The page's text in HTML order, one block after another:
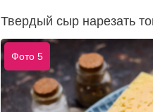
Твердый сыр нарезать
Фото 5